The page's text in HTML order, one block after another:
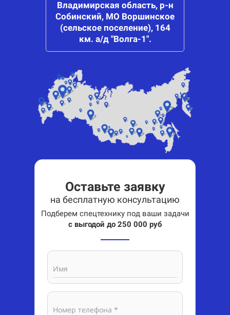
Оставьте заявку
на бесплатную консультацию
Подберем спецтехнику под ваши задачи
с выгодой до 250 000 руб
Имя
Номер телефона *
Владимирская область, р-н
Собинский, МО Воршинское
(сельское поселение), 164
км. а/д "Волга-1".